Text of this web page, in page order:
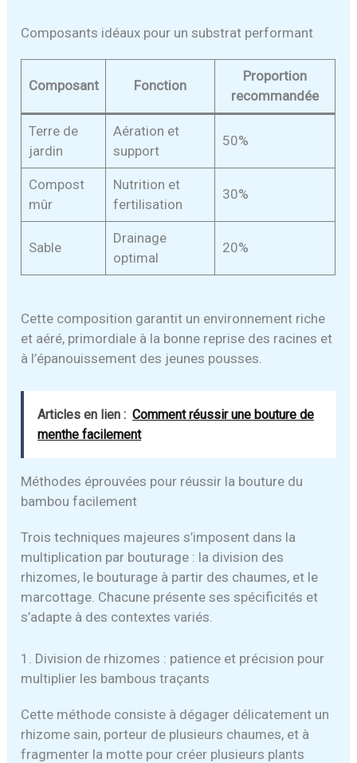
Composants idéaux pour un substrat performant
Composant Fonction
Proportion
recommandée
Terre de
jardin
Aération et
support
50%
Compost
mûr
Nutrition et
fertilisation
30%
Sable
Drainage
optimal
20%
Cette composition garantit un environnement riche
et aéré, primordiale à la bonne reprise des racines et
à l’épanouissement des jeunes pousses.
Articles en lien : Comment réussir une bouture de
menthe facilement
Méthodes éprouvées pour réussir la bouture du
bambou facilement
Trois techniques majeures s’imposent dans la
multiplication par bouturage : la division des
rhizomes, le bouturage à partir des chaumes, et le
marcottage. Chacune présente ses spécificités et
s’adapte à des contextes variés.
1. Division de rhizomes : patience et précision pour
multiplier les bambous traçants
Cette méthode consiste à dégager délicatement un
rhizome sain, porteur de plusieurs chaumes, et à
fragmenter la motte pour créer plusieurs plants